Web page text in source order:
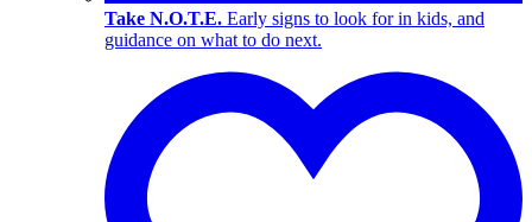
Take N.O.T.E. Early signs to look for in kids, and
guidance on what to do next.